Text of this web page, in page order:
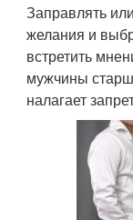
Заправлять
желания и
встретить
мужчины
налагает